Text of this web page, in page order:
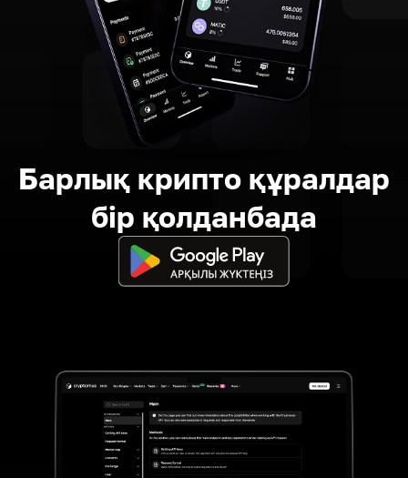
Барлық крипто құралдар
бір қолданбада